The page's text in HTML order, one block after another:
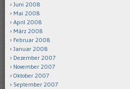
Juni 2008
Mai 2008
April 2008
März 2008
Februar 2008
Januar 2008
Dezember 2007
November 2007
Oktober 2007
September 2007